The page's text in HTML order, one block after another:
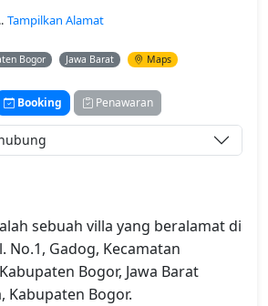
Tampilkan Alamat
Bogor Jawa Barat Maps
Booking Penawaran
sebuah villa yang beralamat di
No.1, Gadog, Kecamatan
Bogor, Jawa Barat
Kabupaten Bogor.